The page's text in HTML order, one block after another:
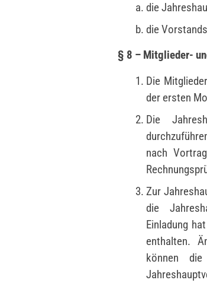
die
die
§ 8 – Mitglieder-
Die
der ersten
Die
nach
Zur
die
Einladung
enthalten.
können